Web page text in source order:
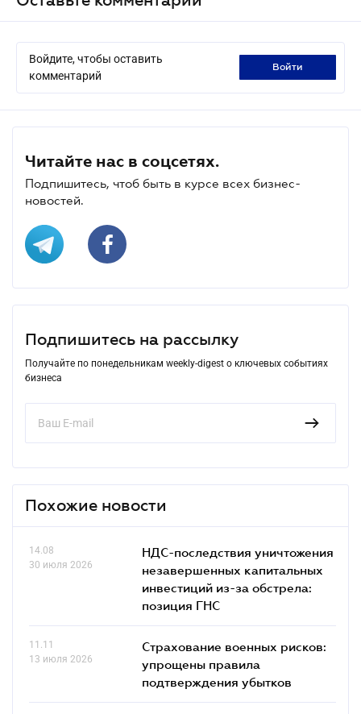
Войдите, чтобы оставить
комментарий
войти
Читайте нас в соцсетях.
Подпишитесь, чтоб быть в курсе всех бизнес-
новостей.
Подпишитесь на рассылку
Получайте по понедельникам weekly-digest о ключевых событиях
бизнеса
Похожие новости
14.08
30 июля 2026
НДС-последствия уничтожения
незавершенных капитальных
инвестиций из-за обстрела:
позиция ГНС
11.11
13 июля 2026
Страхование военных рисков:
упрощены правила
подтверждения убытков